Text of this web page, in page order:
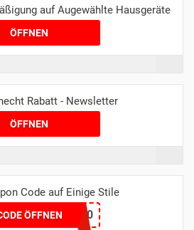
auf Augewählte Hausgeräte
ÖFFNEN
Rabatt - Newsletter
ÖFFNEN
Code auf Einige Stile
ÖFFNEN
Bauknecht50